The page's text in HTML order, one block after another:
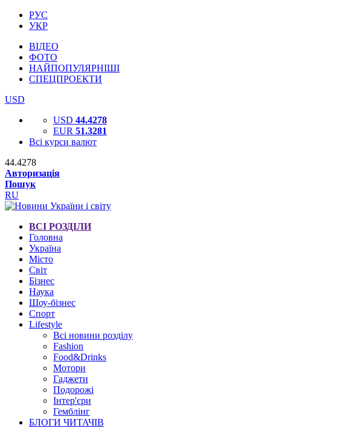
РУС
УКР
ВІДЕО
ФОТО
НАЙПОПУЛЯРНІШІ
СПЕЦПРОЕКТИ
USD
USD 44.4278
EUR 51.3281
Всі курси валют
44.4278
Авторизація
Пошук
RU
ВСІ РОЗДІЛИ
Головна
Україна
Місто
Світ
Бізнес
Наука
Шоу-бізнес
Спорт
Lifestyle
Всі новини розділу
Fashion
Food&Drinks
Мотори
Гаджети
Подорожі
Інтер'єри
Гемблінг
БЛОГИ ЧИТАЧІВ